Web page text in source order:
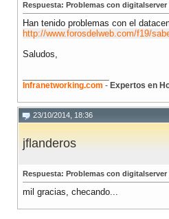
Respuesta: Problemas con
Han tenido problemas con el
http://www.forosdelweb.com/f19/
Saludos,
Infranetworking.com - Expertos en
23/10/2014, 18:36
jflanderos
Respuesta: Problemas con
mil gracias, checando...